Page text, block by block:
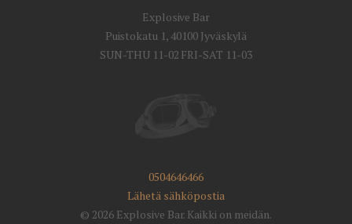
Explosive Bar
Puistokatu 1, 40100 Jyväskylä
SUN-THU 11-02 FRI-SAT 11-03
0504646466
Lähetä sähköpostia
© 2026 Explosive Bar. Kaikki on meidän.